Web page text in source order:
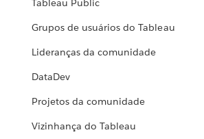
Tableau Public
Grupos de usuários do Tableau
Lideranças da comunidade
DataDev
Projetos da comunidade
Vizinhança do Tableau